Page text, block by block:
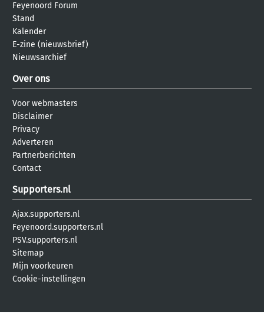
Feyenoord Forum
Stand
Kalender
E-zine (nieuwsbrief)
Nieuwsarchief
Over ons
Voor webmasters
Disclaimer
Privacy
Adverteren
Partnerberichten
Contact
Supporters.nl
Ajax.supporters.nl
Feyenoord.supporters.nl
PSV.supporters.nl
Sitemap
Mijn voorkeuren
Cookie-instellingen